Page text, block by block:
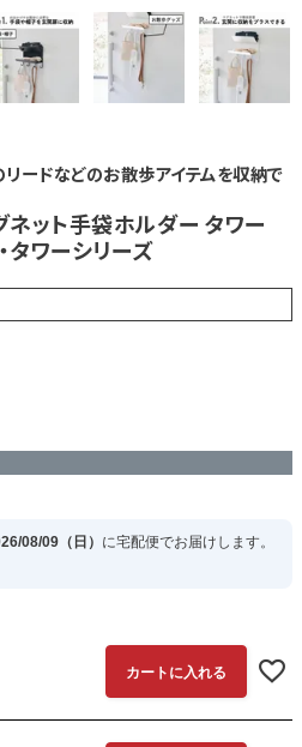
ードなどのお散歩アイテムを収納で
ット手袋ホルダー タワー
タワーシリーズ
08/09（日） に宅配便でお届けします。
カートに入れる